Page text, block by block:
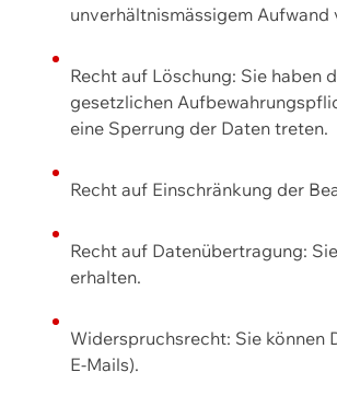
unverhältnismässigem Aufwand
Recht auf Löschung: Sie haben
gesetzlichen
eine Sperrung der Daten treten.
Recht auf Einschränkung der
Recht auf Datenübertragung:
erhalten.
Widerspruchsrecht: Sie können
E-Mails).